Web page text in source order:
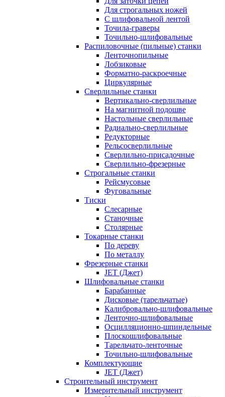
Для строгальных ножей
С шлифовальной лентой
Точила-граверы
Точильно-шлифовальные
Распиловочные (пильные) станки
Ленточнопильные
Лобзиковые
Форматно-раскроечные
Циркулярные
Сверлильные станки
Вертикально-сверлильные
На магнитной подошве
Настольные сверлильные
Радиально-сверлильные
Редукторные
Рельсосверлильные
Сверлильно-присадочные
Сверлильно-фрезерные
Строгальные станки
Рейсмусовые
Фуговальные
Тиски
Слесарные
Станочные
Столярные
Токарные станки
По дереву
По металлу
Фрезерные станки
JET (Джет)
Шлифовальные станки
Барабанные
Дисковые (тарельчатые)
Калибровально-шлифовальные
Ленточно-шлифовальные
Осцилляционно-шпиндельные
Плоскошлифовальные
Тарельчато-ленточные
Точильно-шлифовальные
Комплектующие
JET (Джет)
Строительный инструмент
Измерительный инструмент